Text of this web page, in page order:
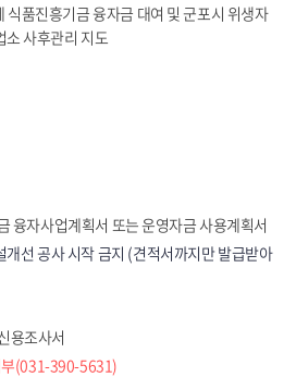
품진흥기금 융자금 대여 및 군포시 위생자
소 사후관리 지도
융자사업계획서 또는 운영자금 사용계획서
개선 공사 시작 금지 (견적서까지만 발급받아
용조사서
(031-390-5631)